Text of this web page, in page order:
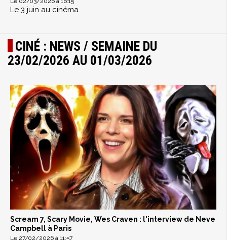
Le 3 juin au cinéma
CINÉ : NEWS / SEMAINE DU
23/02/2026 AU 01/03/2026
Scream 7, Scary Movie, Wes Craven : l'interview de Neve
Campbell à Paris
Le 27/02/2026 à 11:57